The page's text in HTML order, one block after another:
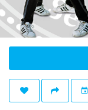
Recreatief
Winkels
Parkeren
event